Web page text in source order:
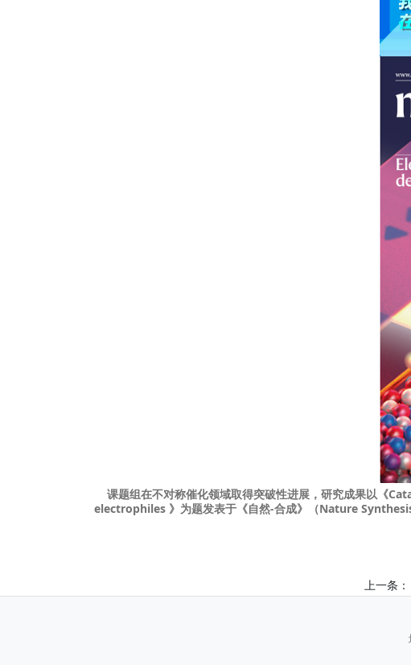
课题组在不对称催化领域取得突破性进展，研究成果以《
electrophiles 》为题发表于《自然-合成》（Nature Synthesis
上一条：